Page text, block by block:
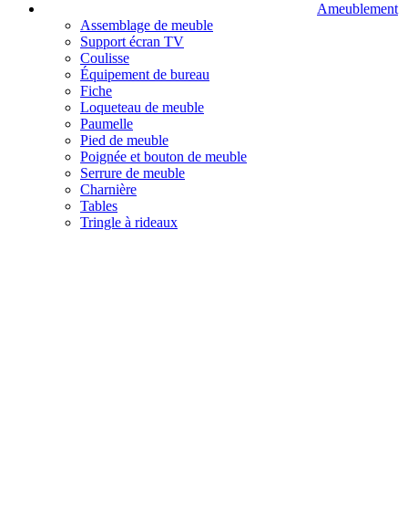
Ameublement
Assemblage de meuble
Support écran TV
Coulisse
Équipement de bureau
Fiche
Loqueteau de meuble
Paumelle
Pied de meuble
Poignée et bouton de meuble
Serrure de meuble
Charnière
Tables
Tringle à rideaux